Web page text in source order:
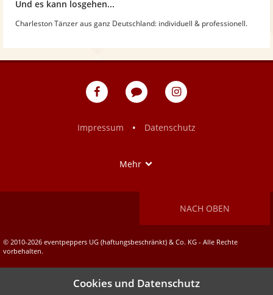
Und es kann losgehen...
Charleston Tänzer aus ganz Deutschland: individuell & professionell.
eventpeppers
Blog
eventpeppers
Impressum
• Datenschutz
Mehr
NACH OBEN
© 2010-2026 eventpeppers UG (haftungsbeschränkt) & Co. KG - Alle Rechte
vorbehalten.
Cookies und Datenschutz